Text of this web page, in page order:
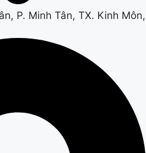
P. Minh Tân, TX. Kinh Môn,